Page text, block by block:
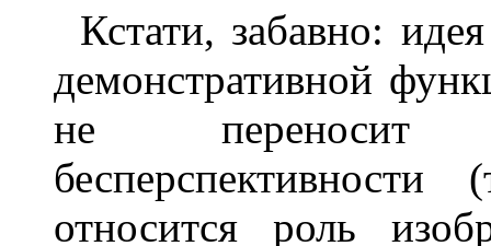
Кстати, забавно:
демонстративной
не переносит
относится роль